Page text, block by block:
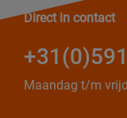
Direct in contact
Maandag t/m